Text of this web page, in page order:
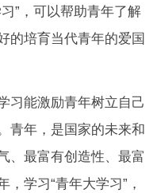
”，可以帮助青年了解
的培育当代青年的爱国
习能激励青年树立自己
青年，是国家的未来和
、最富有创造性、最富
学习“青年大学习”，